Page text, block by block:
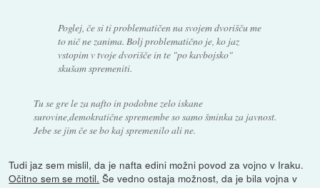
Poglej, če si ti problematičen na svojem dvorišču me
to nič ne zanima. Bolj problematično je, ko jaz
vstopim v tvoje dvorišče in te "po kavbojsko"
skušam spremeniti.
Tu se gre le za nafto in podobne zelo iskane
surovine,demokratične spremembe so samo šminka za javnost.
Jebe se jim če se bo kaj spremenilo ali ne.
Tudi jaz sem mislil, da je nafta edini možni povod za vojno v Iraku.
Očitno sem se motil. Še vedno ostaja možnost, da je bila vojna v